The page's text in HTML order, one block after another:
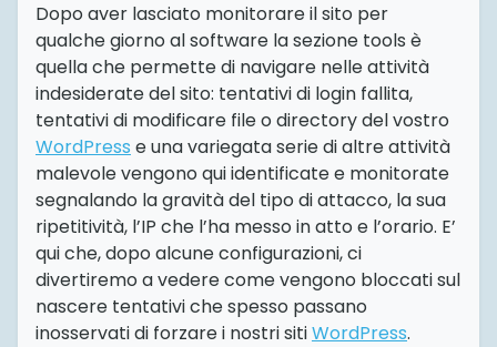
Dopo aver lasciato monitorare il sito per
qualche giorno al software la sezione tools è
quella che permette di navigare nelle attività
indesiderate del sito: tentativi di login fallita,
tentativi di modificare file o directory del vostro
WordPress e una variegata serie di altre attività
malevole vengono qui identificate e monitorate
segnalando la gravità del tipo di attacco, la sua
ripetitività, l’IP che l’ha messo in atto e l’orario. E’
qui che, dopo alcune configurazioni, ci
divertiremo a vedere come vengono bloccati sul
nascere tentativi che spesso passano
inosservati di forzare i nostri sitiWordPress.